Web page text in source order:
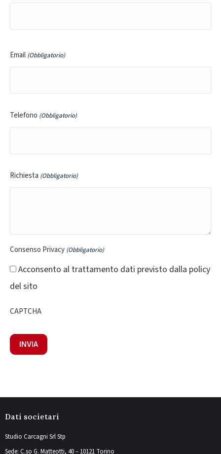
Email (Obbligatorio)
Telefono (Obbligatorio)
Richiesta (Obbligatorio)
Consenso Privacy (Obbligatorio)
Acconsento al trattamento dati previsto dalla policy
del sito
CAPTCHA
Dati societari
Studio Carcagni Srl Stp
Sede: C.so G. Matteotti, 40 – 10121 Torino